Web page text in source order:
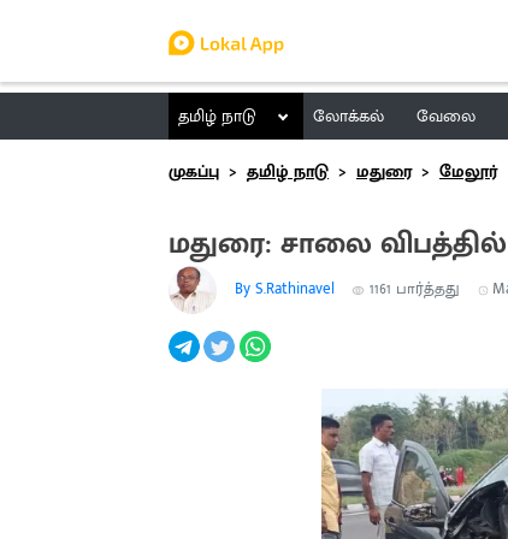
தமிழ் நாடு லோக்கல் வேலை
முகப்பு
தமிழ் நாடு மதுரை மேலூர்
மதுரை: சாலை விபத்தில்
By S.Rathinavel 1161 பார்த்தது